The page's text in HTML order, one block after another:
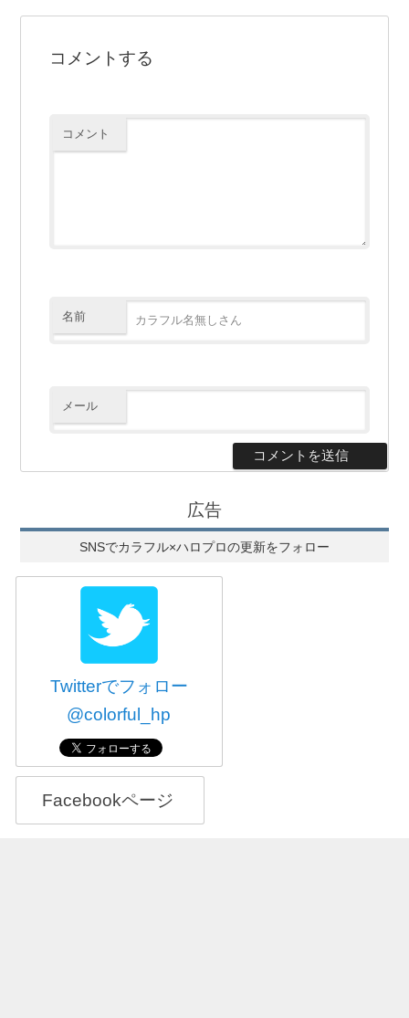
コメントする
コメント
名前
メール
広告
SNSでカラフル×ハロプロの更新をフォロー
Twitterでフォロー
@colorful_hp
Facebookページ